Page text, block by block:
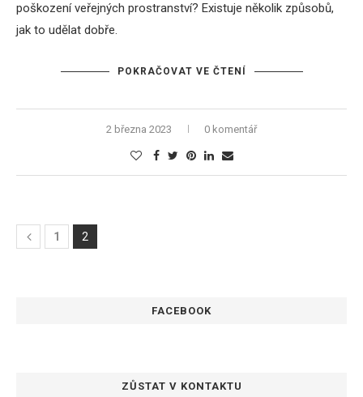
poškození veřejných prostranství? Existuje několik způsobů,
jak to udělat dobře.
POKRAČOVAT VE ČTENÍ
2 března 2023 0 komentář
1 2
FACEBOOK
ZŮSTAT V KONTAKTU